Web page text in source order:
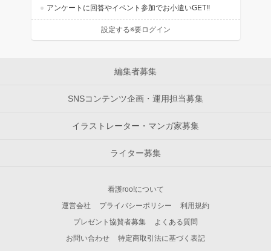
アンケートに回答やイベント参加でお小遣いGET!!
設定する※要ログイン
編集者募集
SNSコンテンツ企画・運用担当募集
イラストレーター・マンガ家募集
ライター募集
看護roo!について
運営会社
プライバシーポリシー
利用規約
プレゼント協賛者募集
よくある質問
お問い合わせ
特定商取引法に基づく表記